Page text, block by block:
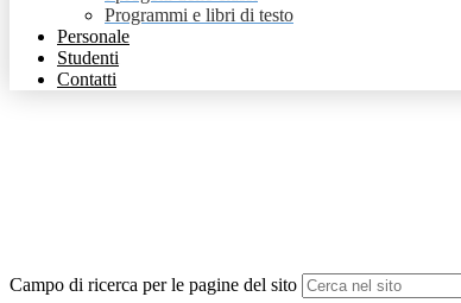
Programmi e libri di testo
Personale
Studenti
Contatti
Campo di ricerca per le pagine del sito